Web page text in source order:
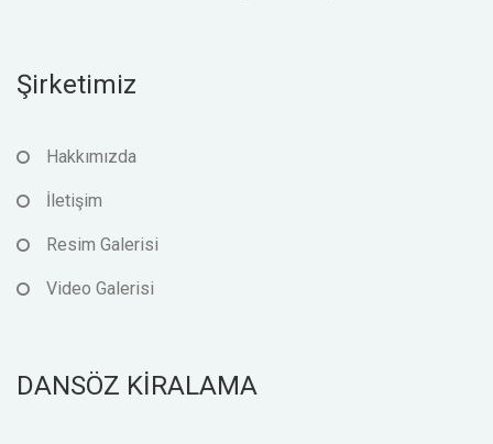
Şirketimiz
Hakkımızda
İletişim
Resim Galerisi
Video Galerisi
DANSÖZ KİRALAMA